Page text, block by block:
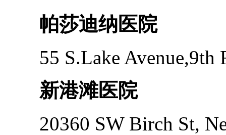
帕莎迪纳医院
55 S.Lake Avenue,9th
新港滩医院
20360 SW Birch St,